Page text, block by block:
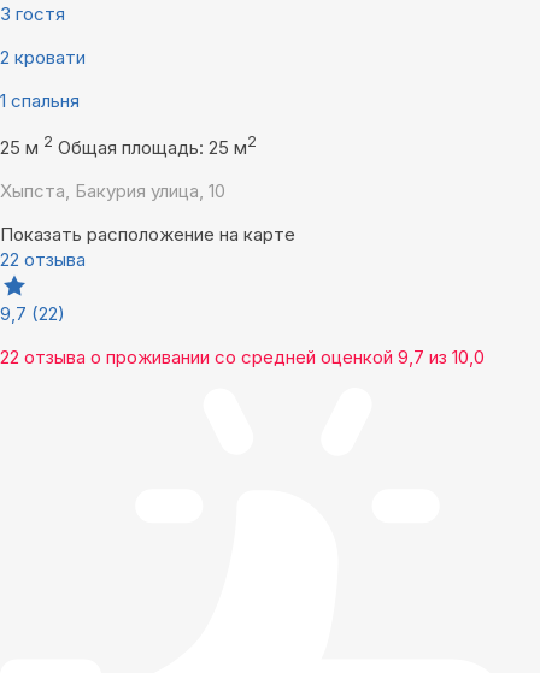
3 гостя
2 кровати
1 спальня
25 м 2 Общая площадь: 25 м2
Хыпста, Бакурия улица, 10
Показать расположение на карте
22 отзыва
9,7 (22)
22 отзыва о проживании со средней оценкой 9,7 из 10,0